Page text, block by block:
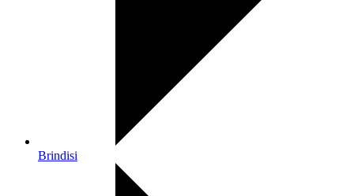
Brindisi